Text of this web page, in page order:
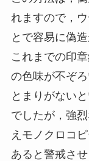
れますので，
とで容易に偽
これまでの印
の色味が不ぞ
とまりがない
でしたが，強
えモノクロコ
あると警戒さ